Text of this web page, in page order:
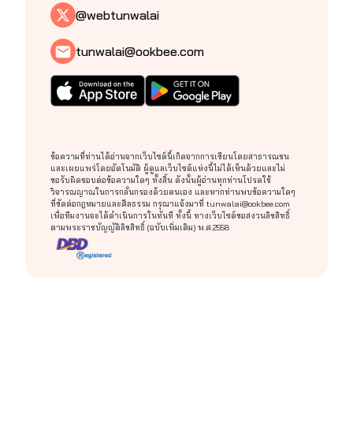
@webtunwalai
tunwalai@ookbee.com
ข้อความที่ท่านได้อ่านจากเว็บไซต์นี้เกิดจากการเขียนโดยสาธารณชน
และเผยแพร่โดยอัตโนมัติ ผู้ดูแลเว็บไซต์แห่งนี้ไม่ได้เห็นด้วยและไม่
ขอรับผิดชอบต่อข้อความใดๆ ทั้งสิ้น ดังนั้นผู้อ่านทุกท่านโปรดใช้
วิจารณญาณในการกลั่นกรองด้วยตนเอง และหากท่านพบข้อความใดๆ
ที่ขัดต่อกฎหมายและศีลธรรม กรุณาแจ้งมาที่ tunwalai@ookbee.com
เพื่อทีมงานจะได้ดำเนินการในทันที ทั้งนี้ ทางเว็บไซต์ขอสงวนลิขสิทธิ์
ตามพระราชบัญญัติลิขสิทธิ์ (ฉบับเพิ่มเติม) พ.ศ.2558